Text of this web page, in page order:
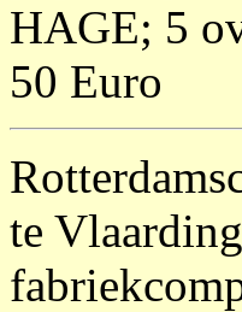
HAGE; 5
50 Euro
te